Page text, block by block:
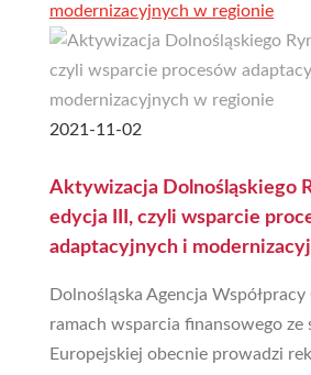
modernizacyjnych w regionie
2021-11-02
Aktywizacja Dolnośląskiego
edycja III, czyli wsparcie
adaptacyjnych i
Dolnośląska Agencja
ramach wsparcia finansowego
Europejskiej obecnie prowadzi